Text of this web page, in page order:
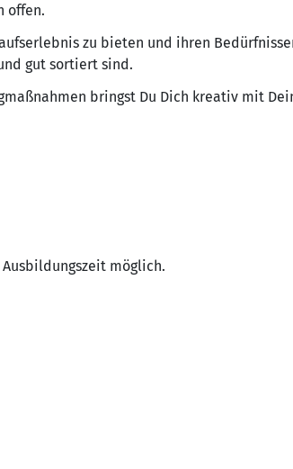
offen.
zu bieten und ihren
gut sortiert sind.
bringst Du Dich kreativ mit
möglich.